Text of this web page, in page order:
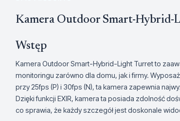
Kamera Outdoor Smart-Hybrid-
Wstęp
Kamera Outdoor Smart-Hybrid-Light Turret to
monitoringu zarówno dla domu, jak i firmy.
przy 25fps (P) i 30fps (N), ta kamera zapewnia
Dzięki funkcji EXIR, kamera ta posiada zdolność
co sprawia, że każdy szczegół jest doskonale